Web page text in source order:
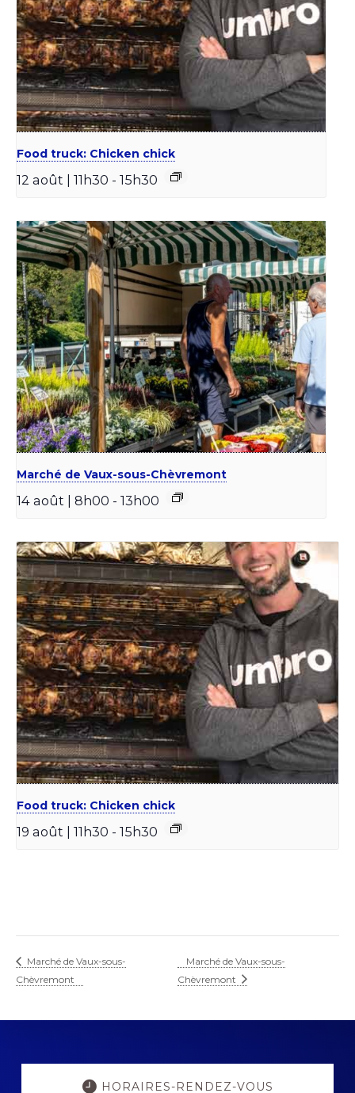
Food truck: Chicken chick
12 août | 11h30 - 15h30
Marché de Vaux-sous-Chèvremont
14 août | 8h00 - 13h00
Food truck: Chicken chick
19 août | 11h30 - 15h30
Marché de Vaux-sous-
Chèvremont
Marché de Vaux-sous-
Chèvremont
Explore
HORAIRES-RENDEZ-VOUS